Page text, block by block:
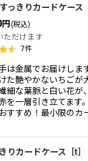
っきりカードケース
円 (税込)
ただけます
7件
は金属でお届けしま
た艶やかないちごが
細な葉脈と白い花が
を一層引き立てます
すすめ！最小限のカ
りカードケース［t］